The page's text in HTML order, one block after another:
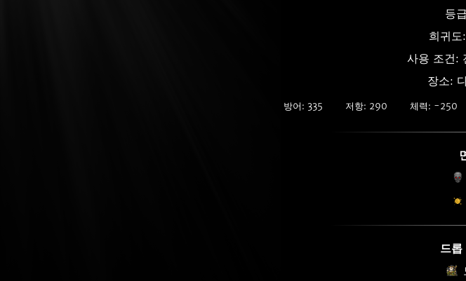
등
희귀도:
사용 조건:
장소:
방어: 335 저항: 290 체력: -250
드롭